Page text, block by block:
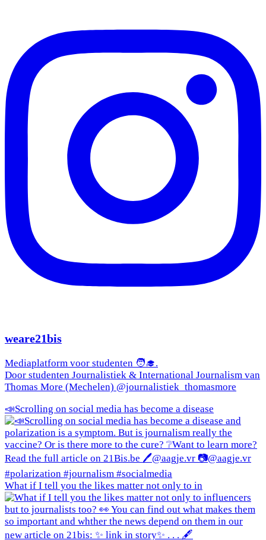
weare21bis
Mediaplatform voor studenten 🧑‍🎓.
Door studenten Journalistiek & International Journalism van
Thomas More (Mechelen) @journalistiek_thomasmore
📣Scrolling on social media has become a disease
What if I tell you the likes matter not only to in